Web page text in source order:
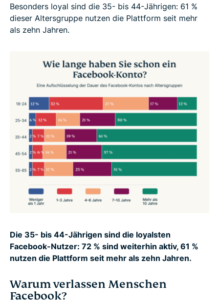
Besonders loyal sind die 35- bis 44-Jährigen: 61 %
dieser Altersgruppe nutzen die Plattform seit mehr
als zehn Jahren.
Die 35- bis 44-Jährigen sind die loyalsten
Facebook-Nutzer: 72 % sind weiterhin aktiv, 61 %
nutzen die Plattform seit mehr als zehn Jahren.
Warum verlassen Menschen
Facebook?